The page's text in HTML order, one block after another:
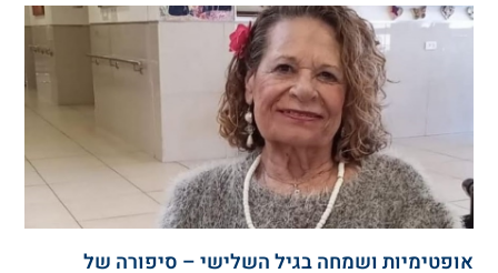
אופטימיות ושמחה בגיל השלישי – סיפורה של